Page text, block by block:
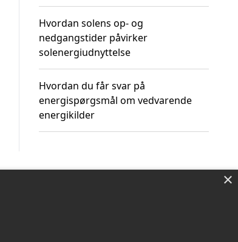
Hvordan solens op- og
nedgangstider påvirker
solenergiudnyttelse
Hvordan du får svar på
energispørgsmål om vedvarende
energikilder
×